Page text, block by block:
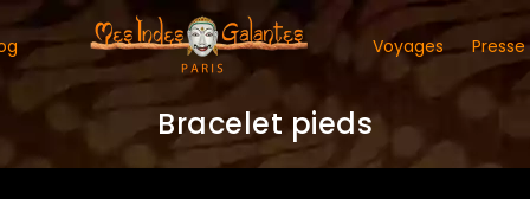
Voyages Presse
Bracelet pieds